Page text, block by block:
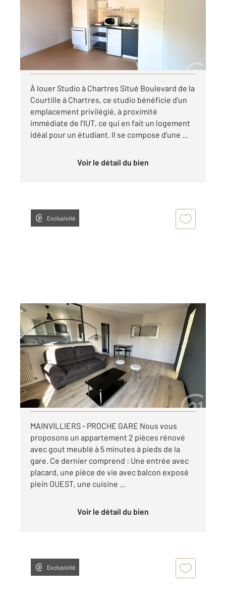
Appartement T1 à louer
390 €
par mois charges comprises
Visiter le site dédié
À louer Studio à Chartres Situé Boulevard de la
Courtille à Chartres, ce studio bénéficie d'un
emplacement privilégié, à proximité
immédiate de l'IUT, ce qui en fait un logement
idéal pour un étudiant. Il se compose d'une ...
Voir le détail du bien
Exclusivité
CHARTRES 28
46,28 m2, 2 pièces
Ref : 28377
Appartement F2 à louer
640 €
par mois charges comprises
Visiter le site dédié
MAINVILLIERS - PROCHE GARE Nous vous
proposons un appartement 2 pièces rénové
avec gout meublé à 5 minutes à pieds de la
gare. Ce dernier comprend : Une entrée avec
placard, une pièce de vie avec balcon exposé
plein OUEST, une cuisine ...
Voir le détail du bien
Exclusivité